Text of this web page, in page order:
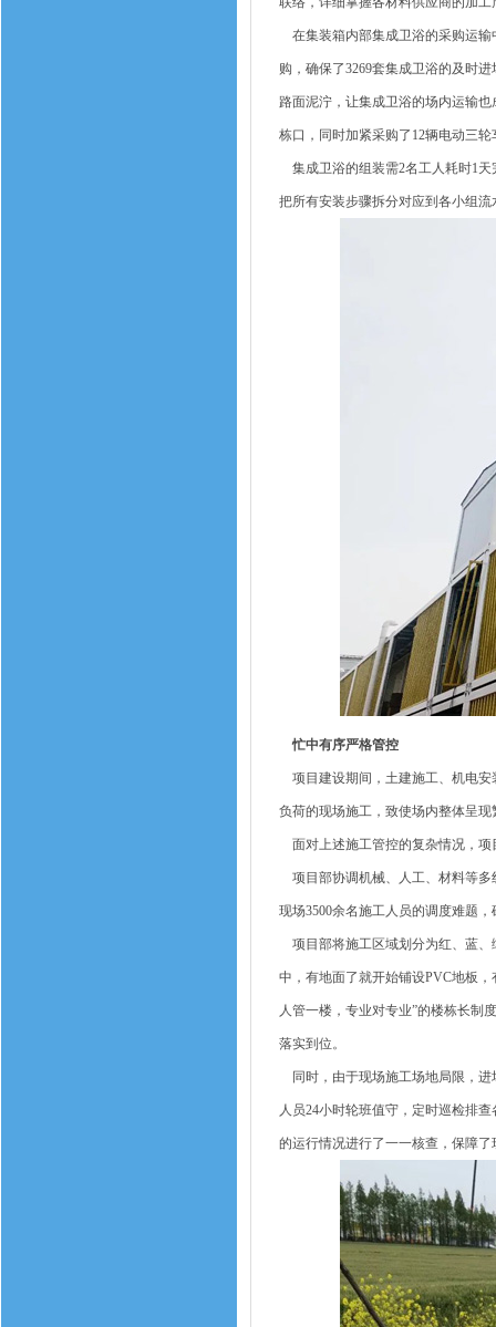
在集装箱内部集成卫浴的采购运输
购，确保了3269套集成卫浴的及时
路面泥泞，让集成卫浴的场内运输
栋口，同时加紧采购了12辆电动三
集成卫浴的组装需2名工人耗时1天
把所有安装步骤拆分对应到各小组
忙中有序严格管控
项目建设期间，土建施工、机电安
负荷的现场施工，致使场内整体呈现
面对上述施工管控的复杂情况，项
项目部协调机械、人工、材料等多
现场3500余名施工人员的调度难题
项目部将施工区域划分为红、蓝、
中，有地面了就开始铺设PVC地板
人管一楼，专业对专业”的楼栋长制
落实到位。
同时，由于现场施工场地局限，进
人员24小时轮班值守，定时巡检排
的运行情况进行了一一核查，保障了